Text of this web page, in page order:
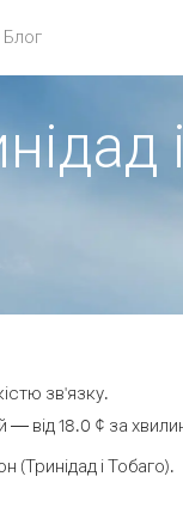
Блог
зв'язку.
від 18.0 ¢ за
і Тобаго).